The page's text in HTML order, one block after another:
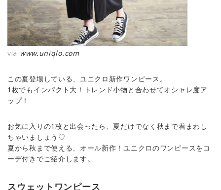
via www.uniqlo.com
この夏登場している、ユニクロ新作ワンピース。
1枚でもインパクト大！トレンド小物と合わせてオシャレ度ア
ップ！
お気に入りの1枚と出会ったら、夏だけでなく秋まで着まわし
ちゃいましょう♡
夏から秋まで使える、オール新作！ユニクロのワンピースをコ
ーデ付きでご紹介します。
スウェットワンピース